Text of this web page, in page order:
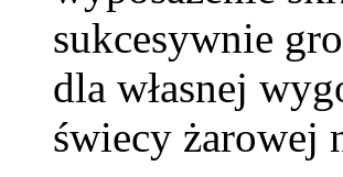
sukcesywnie
dla własnej
świecy